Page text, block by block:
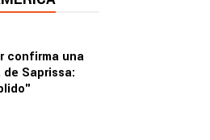
confirma una
Saprissa: